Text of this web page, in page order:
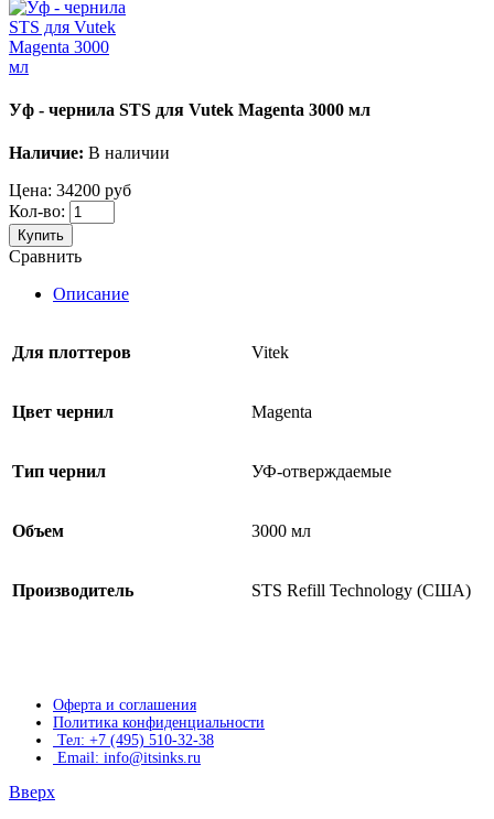
Уф - чернила STS для Vutek Magenta 3000 мл
Наличие: В наличии
Цена: 34200 руб
Кол-во:
Купить
Сравнить
Описание
Для плоттеров Vitek
Цвет чернил Magenta
Тип чернил УФ-отверждаемые
Объем 3000 мл
Производитель STS Refill Technology (США)
Оферта и соглашения
Политика конфиденциальности
Тел: +7 (495) 510-32-38
Email: info@itsinks.ru
Вверх